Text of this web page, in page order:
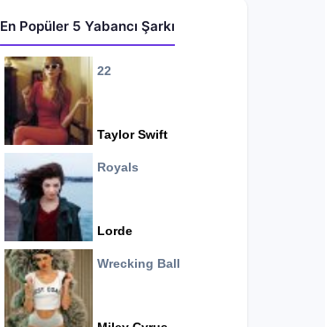
En Popüler 5 Yabancı Şarkı
22
Taylor Swift
Royals
Lorde
Wrecking Ball